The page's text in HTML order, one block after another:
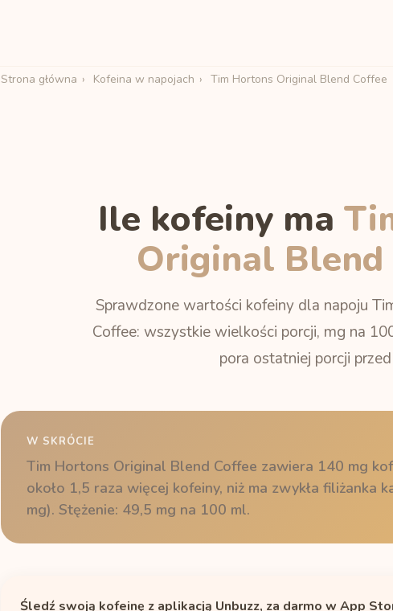
Strona główna › Kofeina w napojach › Tim Hortons Original Blend Coffee
Ile kofeiny ma
Original Blend
Sprawdzone wartości kofeiny dla napoju
Coffee: wszystkie wielkości porcji, mg na
pora ostatniej porcji
W SKRÓCIE
Tim Hortons Original Blend Coffee zawiera 140 mg
około 1,5 raza więcej kofeiny, niż ma zwykła
mg). Stężenie: 49,5 mg na 100 ml.
Śledź swoją kofeinę z aplikacją Unbuzz, za darmo w App